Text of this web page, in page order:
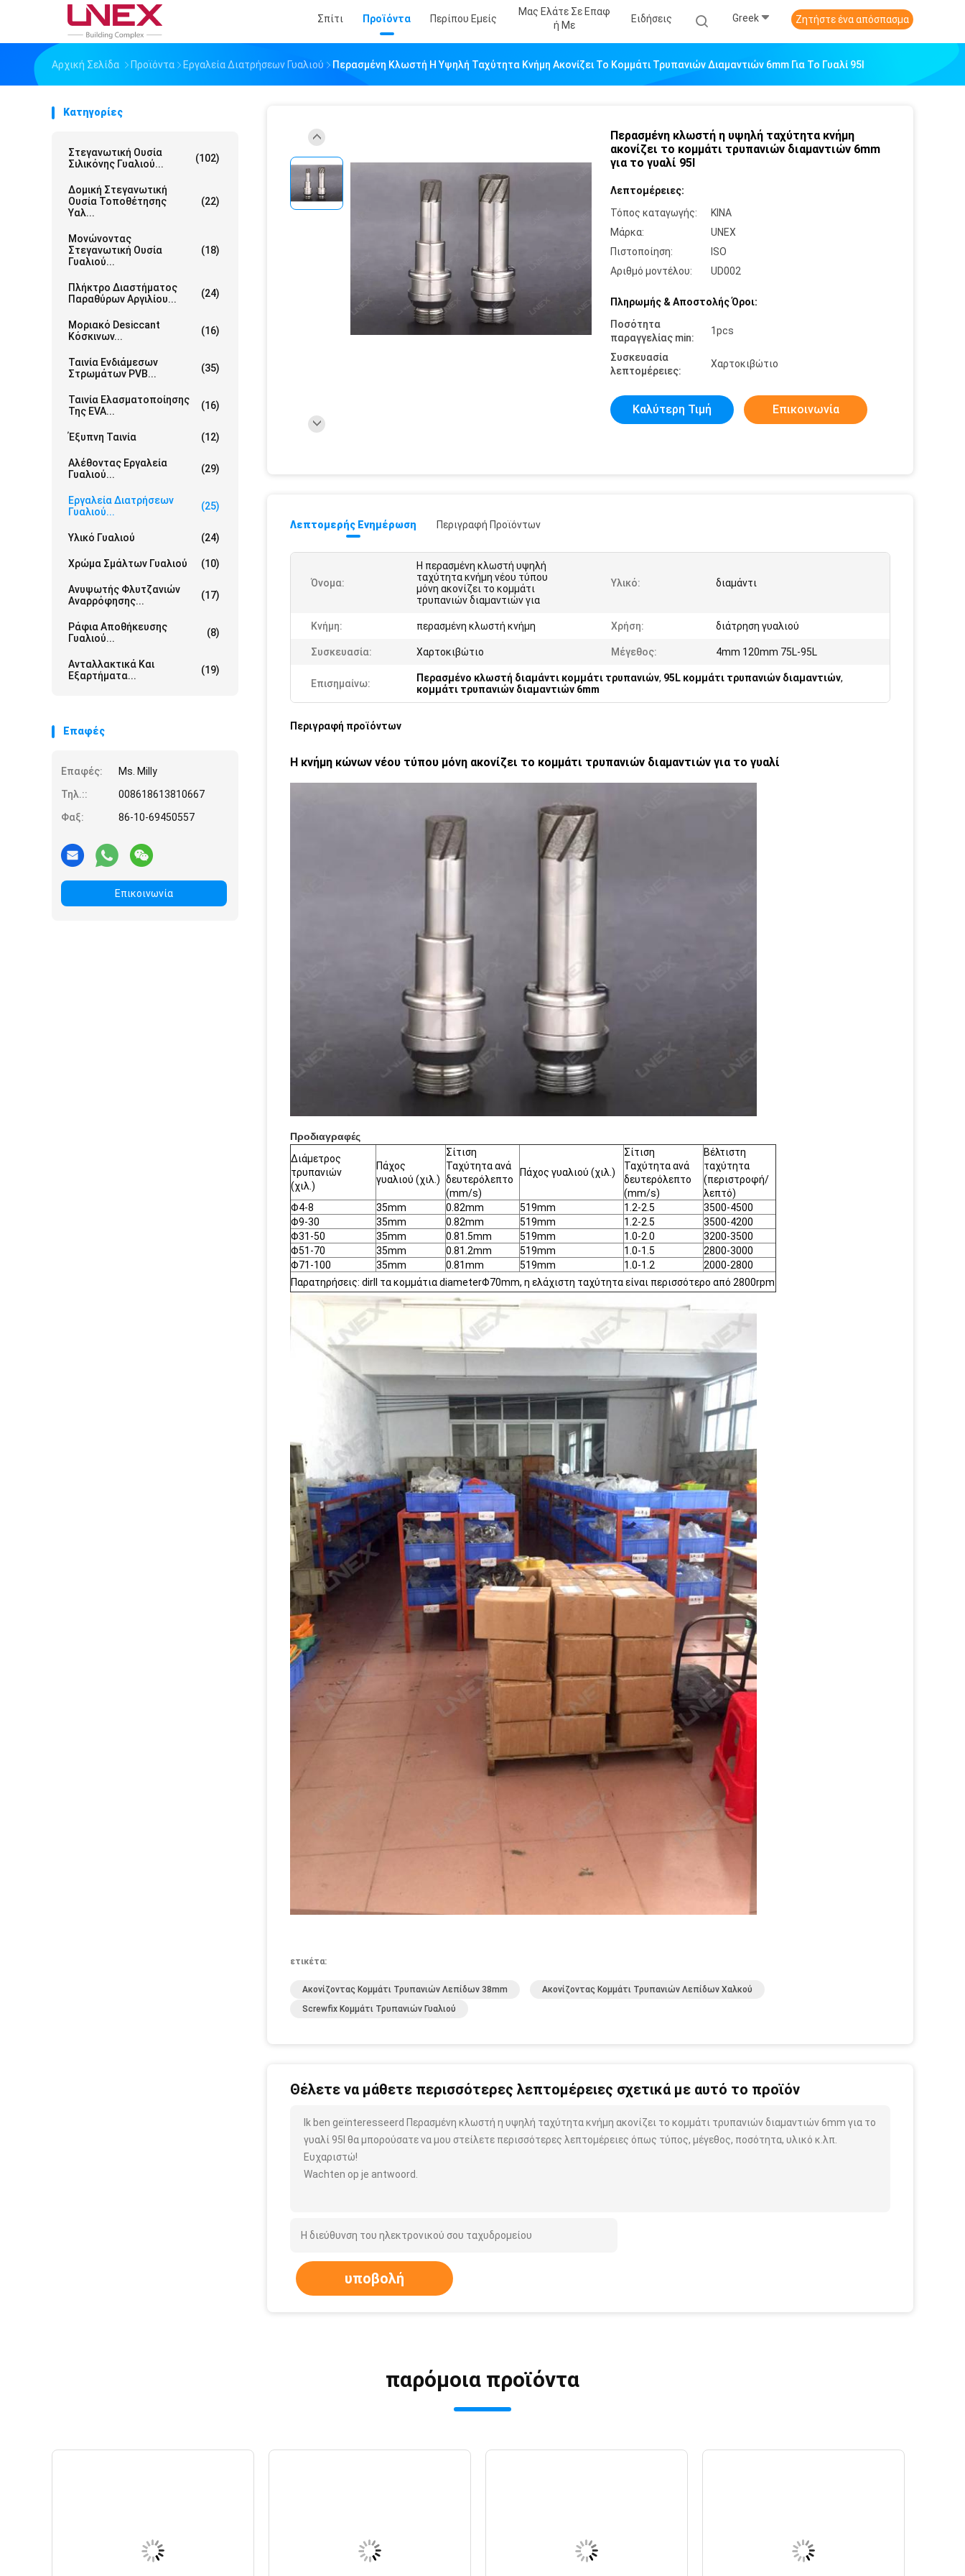
Σπίτι Προϊόντα Περίπου Εμείς
Μας Ελάτε Σε Επαφ
Ή Με
Ειδήσεις Greek Ζητήστε ένα απόσπασμα
Αρχική Σελίδα Προϊόντα Εργαλεία Διατρήσεων Γυαλιού Περασμένη Κλωστή Η Υψηλή Ταχύτητα Κνήμη Ακονίζει Το Κομμάτι Τρυπανιών Διαμαντιών 6mm Για Το Γυαλί 95l
Κατηγορίες
Στεγανωτική Ουσία
Σιλικόνης Γυαλιού...
(102)
Δομική Στεγανωτική
Ουσία Τοποθέτησης
Υαλ...
(22)
Μονώνοντας
Στεγανωτική Ουσία
Γυαλιού...
(18)
Πλήκτρο Διαστήματος
Παραθύρων Αργιλίου...
(24)
Μοριακό Desiccant
Κόσκινων...
(16)
Ταινία Ενδιάμεσων
Στρωμάτων PVB...
(35)
Ταινία Ελασματοποίησης
Της EVA...
(16)
Έξυπνη Ταινία (12)
Αλέθοντας Εργαλεία
Γυαλιού...
(29)
Εργαλεία Διατρήσεων
Γυαλιού...
(25)
Υλικό Γυαλιού (24)
Χρώμα Σμάλτων Γυαλιού (10)
Ανυψωτής Φλυτζανιών
Αναρρόφησης...
(17)
Ράφια Αποθήκευσης
Γυαλιού...
(8)
Ανταλλακτικά Και
Εξαρτήματα...
(19)
Επαφές
Επαφές:
Ms. Milly
Τηλ.::
008618613810667
Φαξ:
86-10-69450557
Επικοινωνία
Περασμένη κλωστή η υψηλή ταχύτητα κνήμη
ακονίζει το κομμάτι τρυπανιών διαμαντιών 6mm
για το γυαλί 95l
Λεπτομέρειες:
Τόπος καταγωγής:
ΚΙΝΑ
Μάρκα:
UNEX
Πιστοποίηση:
ISO
Αριθμό μοντέλου:
UD002
Πληρωμής & Αποστολής Όροι:
Ποσότητα
παραγγελίας min:
1pcs
Συσκευασία
λεπτομέρειες:
Χαρτοκιβώτιο
Καλύτερη Τιμή Επικοινωνία
Λεπτομερής Ενημέρωση Περιγραφή Προϊόντων
Όνομα:
Η περασμένη κλωστή υψηλή
ταχύτητα κνήμη νέου τύπου
μόνη ακονίζει το κομμάτι
τρυπανιών διαμαντιών για
Υλικό: διαμάντι
Κνήμη: περασμένη κλωστή κνήμη Χρήση: διάτρηση γυαλιού
Συσκευασία: Χαρτοκιβώτιο Μέγεθος: 4mm 120mm 75L-95L
Επισημαίνω: Περασμένο κλωστή διαμάντι κομμάτι τρυπανιών, 95L κομμάτι τρυπανιών διαμαντιών,
κομμάτι τρυπανιών διαμαντιών 6mm
Περιγραφή προϊόντων
Η κνήμη κώνων νέου τύπου μόνη ακονίζει το κομμάτι τρυπανιών διαμαντιών για το γυαλί
Προδιαγραφές
Διάμετρος
τρυπανιών
(χιλ.)
Πάχος
γυαλιού (χιλ.)
Σίτιση
Ταχύτητα ανά
δευτερόλεπτο
(mm/s)
Πάχος γυαλιού (χιλ.)
Σίτιση
Ταχύτητα ανά
δευτερόλεπτο
(mm/s)
Βέλτιστη
ταχύτητα
(περιστροφή/
λεπτό)
Φ4-8
35mm 0.82mm 519mm 1.2-2.5
3500-4500
Φ9-30
35mm 0.82mm 519mm 1.2-2.5
3500-4200
Φ31-50
35mm 0.81.5mm 519mm 1.0-2.0
3200-3500
Φ51-70
35mm 0.81.2mm 519mm 1.0-1.5
2800-3000
Φ71-100
35mm 0.81mm 519mm 1.0-1.2
2000-2800
Παρατηρήσεις: dirll τα κομμάτια diameterΦ70mm, η ελάχιστη ταχύτητα είναι περισσότερο από 2800rpm
ετικέτα:
Ακονίζοντας Κομμάτι Τρυπανιών Λεπίδων 38mm
Ακονίζοντας Κομμάτι Τρυπανιών Λεπίδων Χαλκού
Screwfix Κομμάτι Τρυπανιών Γυαλιού
Θέλετε να μάθετε περισσότερες λεπτομέρειες σχετικά με αυτό το προϊόν
Ik ben geïnteresseerd Περασμένη κλωστή η υψηλή ταχύτητα κνήμη ακονίζει το κομμάτι τρυπανιών διαμαντιών 6mm για το
γυαλί 95l θα μπορούσατε να μου στείλετε περισσότερες λεπτομέρειες όπως τύπος, μέγεθος, ποσότητα, υλικό κ.λπ.
Ευχαριστώ!
Wachten op je antwoord.
υποβολή
παρόμοια προϊόντα